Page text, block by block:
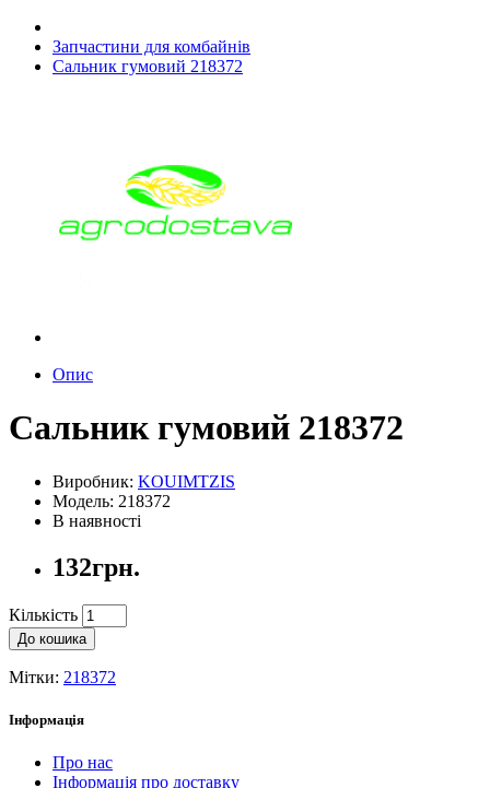
Запчастини для комбайнів
Сальник гумовий 218372
Опис
Сальник гумовий 218372
Виробник: KOUIMTZIS
Модель: 218372
В наявності
132грн.
Кількість
До кошика
Мітки: 218372
Інформація
Про нас
Інформація про доставку